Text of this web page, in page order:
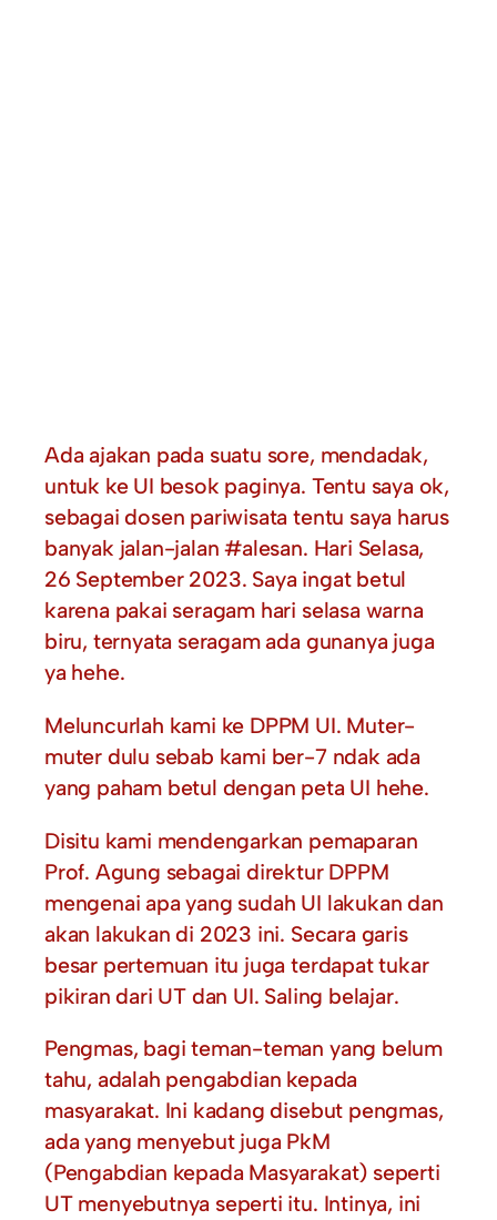
Ada ajakan pada suatu sore, mendadak,
untuk ke UI besok paginya. Tentu saya ok,
sebagai dosen pariwisata tentu saya harus
banyak jalan-jalan #alesan. Hari Selasa,
26 September 2023. Saya ingat betul
karena pakai seragam hari selasa warna
biru, ternyata seragam ada gunanya juga
ya hehe.
Meluncurlah kami ke DPPM UI. Muter-
muter dulu sebab kami ber-7 ndak ada
yang paham betul dengan peta UI hehe.
Disitu kami mendengarkan pemaparan
Prof. Agung sebagai direktur DPPM
mengenai apa yang sudah UI lakukan dan
akan lakukan di 2023 ini. Secara garis
besar pertemuan itu juga terdapat tukar
pikiran dari UT dan UI. Saling belajar.
Pengmas, bagi teman-teman yang belum
tahu, adalah pengabdian kepada
masyarakat. Ini kadang disebut pengmas,
ada yang menyebut juga PkM
(Pengabdian kepada Masyarakat) seperti
UT menyebutnya seperti itu. Intinya, ini